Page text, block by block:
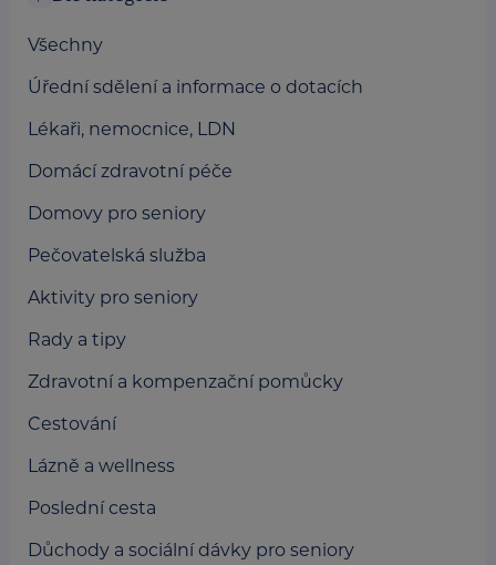
Všechny
Úřední sdělení a informace o dotacích
Lékaři, nemocnice, LDN
Domácí zdravotní péče
Domovy pro seniory
Pečovatelská služba
Aktivity pro seniory
Rady a tipy
Zdravotní a kompenzační pomůcky
Cestování
Lázně a wellness
Poslední cesta
Důchody a sociální dávky pro seniory